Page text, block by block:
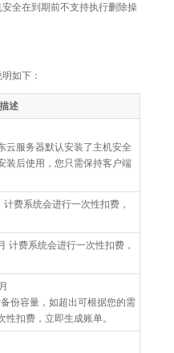
全在到期前不支持执行删除操
如下：
述
云服务器默认安装了主机安全
装后使用，您只需保持客户端
费系统会进行一次性扣费，
计费系统会进行一次性扣费，
份容量，如超出可根据您的需
扣费，立即生成账单。